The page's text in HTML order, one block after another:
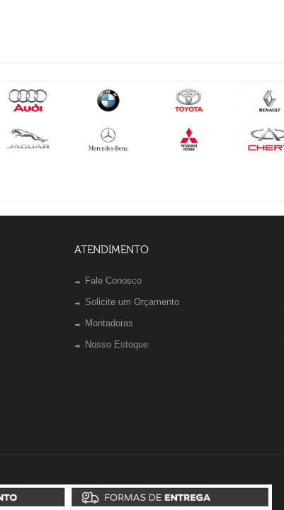
ATENDIMENTO
Fale Conosco
Solicite um Orçamento
Montadoras
Nosso Estoque